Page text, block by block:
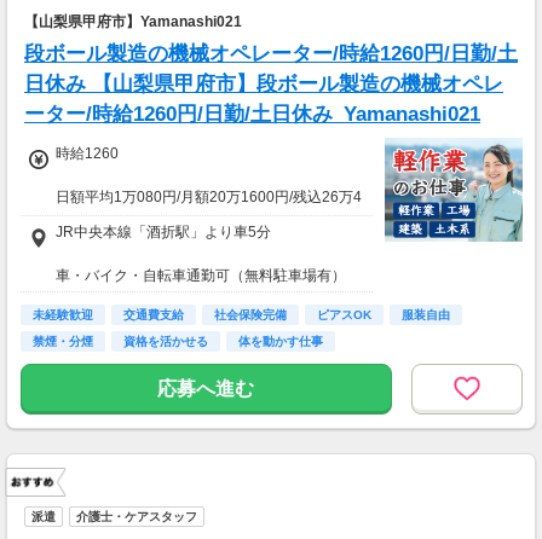
【山梨県甲府市】Yamanashi021
段ボール製造の機械オペレーター/時給1260円/日勤/土
日休み 【山梨県甲府市】段ボール製造の機械オペレ
ーター/時給1260円/日勤/土日休み_Yamanashi021
時給1260
日額平均1万080円/月額20万1600円/残込26万4
600円
※18歳以上
※学生は応募不可（卒業見込みで、社会人予定
JR中央本線「酒折駅」より車5分
車・バイク・自転車通勤可（無料駐車場有）
未経験歓迎 交通費支給 社会保険完備 ピアスOK
服装自由
禁煙・分煙
資格を活かせる 体を動かす仕事
応募へ進む
派遣 介護士・ケアスタッフ